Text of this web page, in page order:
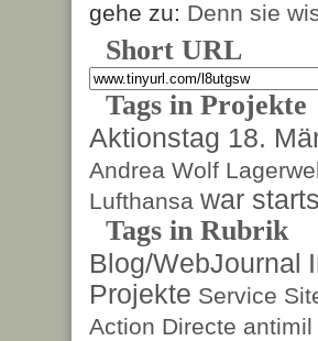
gehe zu: Denn sie
Short URL
Tags in Projekte
Aktionstag 18.
Andrea Wolf
Lufthansa war
Tags in Rubrik
Blog/WebJournal
Projekte Service
Action Directe antimil